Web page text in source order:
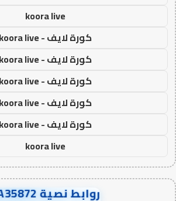
koora live
كورة لايف - koora live
كورة لايف - koora live
كورة لايف - koora live
كورة لايف - koora live
كورة لايف - koora live
koora live
روابط نصية AA35872